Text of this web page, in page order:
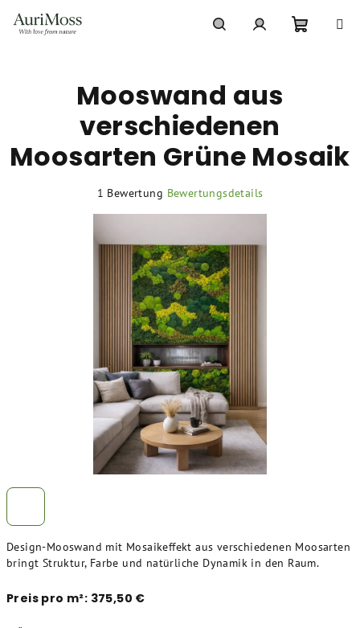
Inhalt
springen
Design-Mooswand mit Mosaikeffekt aus verschiedenen Moosarten
bringt Struktur, Farbe und natürliche Dynamik in den Raum.
Preis pro m²: 375,50 €
Mooswand aus
verschiedenen
Moosarten Grüne Mosaik
Die
ist
Sternen.
1 Bewertung Bewertungsdetails